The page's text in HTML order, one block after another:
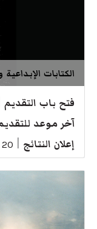
الكتابات الإبداعية
فتح باب التقديم
آخر موعد
إعلان النتائج 20 / 8 / 2026